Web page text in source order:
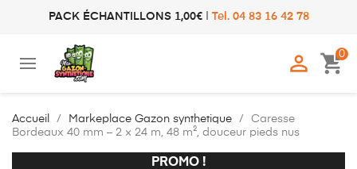
PACK ÉCHANTILLONS 1,00€| Tel. 04 83 16 42 78
 shopping_cart
0
Accueil Markeplace Gazon synthetique
Caresse
Bordeaux 40 mm – 2 × 24 m, 48 m², douceur pieds nus
PROMO !
PROMO !